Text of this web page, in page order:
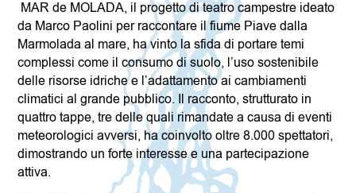
MAR de MOLADA, il progetto di teatro campestre ideato
da Marco Paolini per raccontare il fiume Piave dalla
Marmolada al mare, ha vinto la sfida di portare temi
complessi come il consumo di suolo, l’uso sostenibile
delle risorse idriche e l’adattamento ai cambiamenti
climatici al grande pubblico. Il racconto, strutturato in
quattro tappe, tre delle quali rimandate a causa di eventi
meteorologici avversi, ha coinvolto oltre 8.000 spettatori,
dimostrando un forte interesse e una partecipazione
attiva.